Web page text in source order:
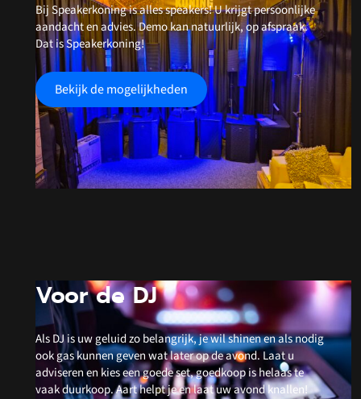
Bij Speakerkoning is alles speakers! U krijgt persoonlijke
aandacht en advies. Demo kan natuurlijk, op afspraak.
Dat is Speakerkoning!
Bekijk de mogelijkheden
Voor de DJ
Als DJ is uw geluid zo belangrijk, je wil shinen en als nodig
ook gas kunnen geven wat later op de avond. Laat u
adviseren en kies een goede set, goedkoop is helaas te
vaak duurkoop. Aart helpt je en laat uw avond knallen!